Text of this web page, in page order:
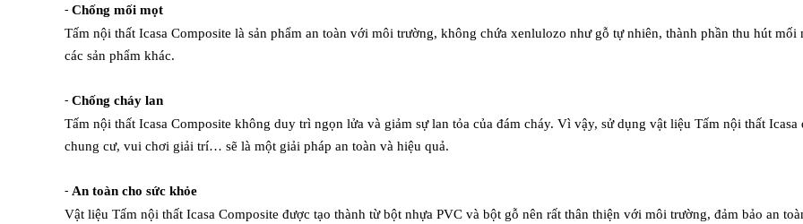
- Chống mối mọt
Tấm nội thất Icasa Composite là sản phẩm an toàn với môi trường, không chứa xenlulozo như gỗ tự nhiên, thành phần thu hút
các sản phẩm khác.
- Chống cháy lan
Tấm nội thất Icasa Composite không duy trì ngọn lửa và giảm sự lan tỏa của đám cháy. Vì vậy, sử dụng vật liệu Tấm nội thất
chung cư, vui chơi giải trí… sẽ là một giải pháp an toàn và hiệu quả.
- An toàn cho sức khỏe
Vật liệu Tấm nội thất Icasa Composite được tạo thành từ bột nhựa PVC và bột gỗ nên rất thân thiện với môi trường, đảm bảo an